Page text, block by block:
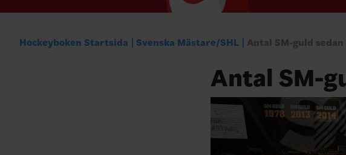
Hockeyboken Startsida Svenska Mästare/SHL Antal SM-guld sedan
Antal SM-